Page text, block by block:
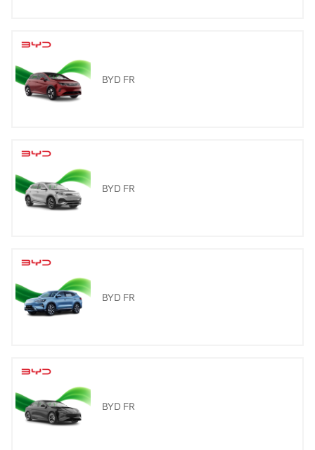
BYD FR
BYD FR
BYD FR
BYD FR